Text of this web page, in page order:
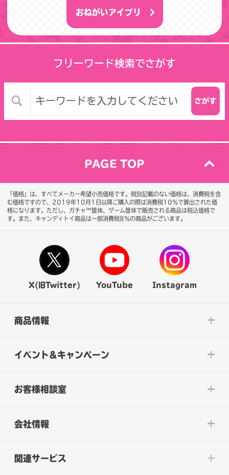
おねがいアイプリ
フリーワード検索でさがす
PAGE TOP
「価格」は、すべてメーカー希望小売価格です。税別記載のない価格は、消費税を含
む価格ですので、2019年10月1日以降ご購入の際は消費税10％で算出された価
格になります。 ただし、ガチャ™筐体、ゲーム筐体で販売される商品は税込価格で
す。また、キャンディトイ商品は一部消費税8％の商品がございます。
X(旧Twitter) YouTube Instagram
商品情報
イベント&キャンペーン
お客様相談室
会社情報
関連サービス